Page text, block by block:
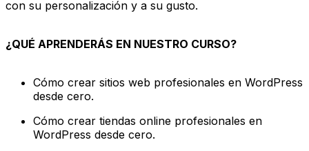
con su personalización y a su gusto.
¿QUÉ APRENDERÁS EN NUESTRO CURSO?
Cómo crear sitios web profesionales en WordPress
desde cero.
Cómo crear tiendas online profesionales en
WordPress desde cero.